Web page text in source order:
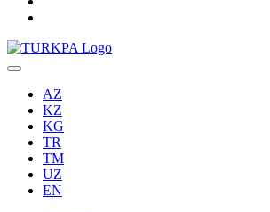
AZ
KZ
KG
TR
TM
UZ
EN